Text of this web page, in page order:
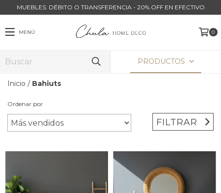
MUEBLES: DÉBITO O TRANSFERENCIA - 20% OFF EN EFECTIVO
MENÚ 0
PRODUCTOS
Inicio / Bahiuts
Ordenar por
FILTRAR